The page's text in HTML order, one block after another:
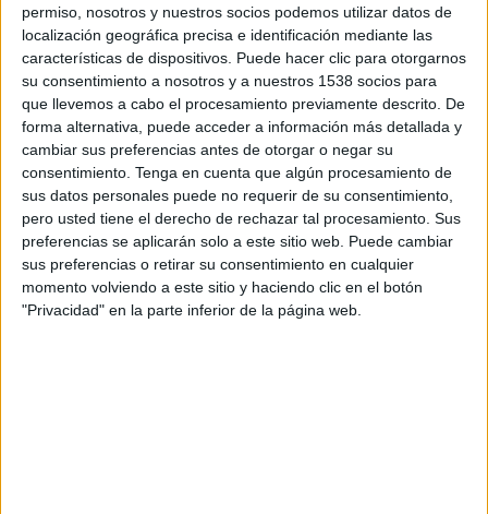
permiso, nosotros y nuestros socios podemos utilizar datos de
localización geográfica precisa e identificación mediante las
características de dispositivos. Puede hacer clic para otorgarnos
su consentimiento a nosotros y a nuestros 1538 socios para
que llevemos a cabo el procesamiento previamente descrito. De
forma alternativa, puede acceder a información más detallada y
cambiar sus preferencias antes de otorgar o negar su
consentimiento. Tenga en cuenta que algún procesamiento de
sus datos personales puede no requerir de su consentimiento,
pero usted tiene el derecho de rechazar tal procesamiento. Sus
preferencias se aplicarán solo a este sitio web. Puede cambiar
sus preferencias o retirar su consentimiento en cualquier
momento volviendo a este sitio y haciendo clic en el botón
"Privacidad" en la parte inferior de la página web.
Carla Simón busca noies joves per a la
seva nova pel·lícula
La directora de cinema Carla Simón busca noies per al seu
nou llargmetratge que portarà per títol "Romería", i per això
s'ha organitzat un càsting ...